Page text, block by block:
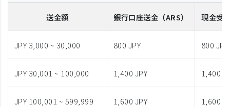
送金額 銀行口座送金 （ARS） 現金受
JPY 3,000 ~ 30,000 800 JPY 800 JPY
JPY 30,001 ~ 100,000 1,400 JPY 1,400
JPY 100,001 ~ 599,999 1,600 JPY 1,600